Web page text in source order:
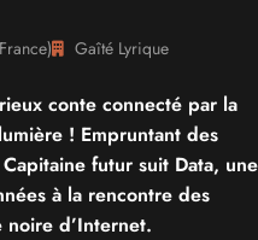
) Gaîté Lyrique
conte connecté par la
! Empruntant des
futur suit Data, une
à la rencontre des
d’Internet.